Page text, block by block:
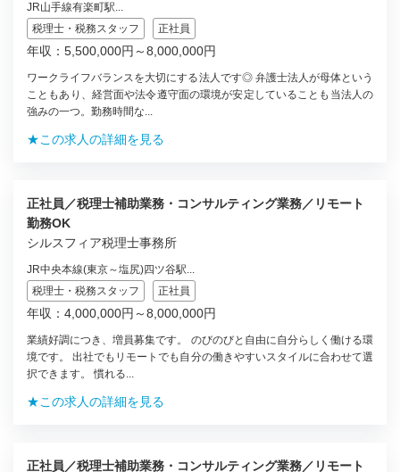
JR山手線有楽町駅...
税理士・税務スタッフ
正社員
年収：5,500,000円～8,000,000円
ワークライフバランスを大切にする法人です◎ 弁護士法人が母体という
こともあり、経営面や法令遵守面の環境が安定していることも当法人の
強みの一つ。勤務時間な...
★この求人の詳細を見る
正社員／税理士補助業務・コンサルティング業務／リモート
勤務OK
シルスフィア税理士事務所
JR中央本線(東京～塩尻)四ツ谷駅...
税理士・税務スタッフ
正社員
年収：4,000,000円～8,000,000円
業績好調につき、増員募集です。 のびのびと自由に自分らしく働ける環
境です。 出社でもリモートでも自分の働きやすいスタイルに合わせて選
択できます。 慣れる...
★この求人の詳細を見る
正社員／税理士補助業務・コンサルティング業務／リモート